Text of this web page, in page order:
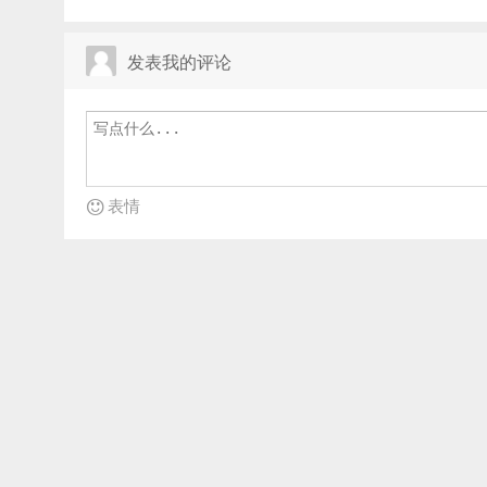
发表我的评论
表情